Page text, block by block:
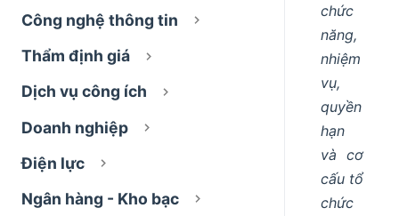
Công nghệ thông tin
Thẩm định giá
Dịch vụ công ích
Doanh nghiệp
Điện lực
Ngân hàng - Kho bạc
chức
năng,
nhiệm
vụ,
quyền
hạn
và cơ
cấu tổ
chức